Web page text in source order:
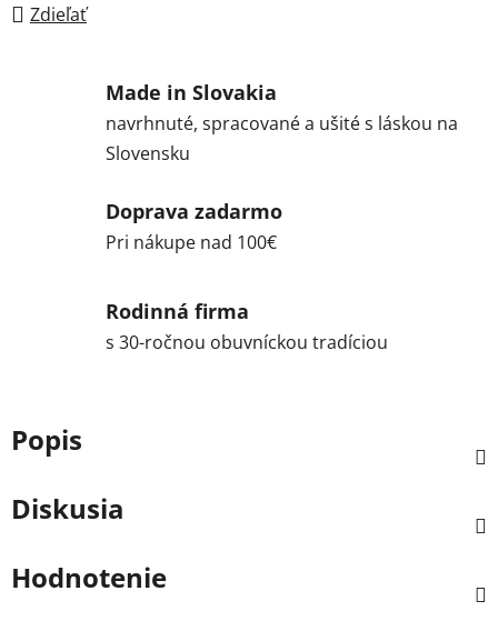
Zdieľať
Made in Slovakia
navrhnuté, spracované a ušité s láskou na
Slovensku
Doprava zadarmo
Pri nákupe nad 100€
Rodinná firma
s 30-ročnou obuvníckou tradíciou
Popis
Diskusia
Hodnotenie